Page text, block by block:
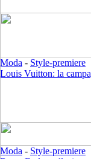
Moda - Style-premiere
Louis Vuitton: la
Moda - Style-premiere